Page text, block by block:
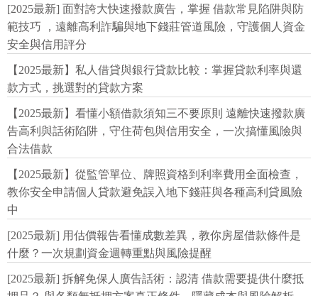
[2025最新] 面對誇大快速撥款廣告，掌握 借款常見陷阱與防
範技巧 ，遠離高利詐騙與地下錢莊管道風險，守護個人資金
安全與信用評分
【2025最新】私人借貸與銀行貸款比較：掌握貸款利率與還
款方式，挑選對的貸款方案
【2025最新】看懂小額借款須知三不要原則 遠離快速撥款廣
告高利與話術陷阱，守住荷包與信用安全，一次搞懂風險與
合法借款
【2025最新】從監管單位、牌照資格到利率費用全面檢查，
教你安全申請個人貸款避免誤入地下錢莊與各種高利貸風險
中
[2025最新] 用估價報告看懂成數差異，教你房屋借款條件是
什麼？一次規劃資金週轉重點與風險提醒
[2025最新] 拆解免保人廣告話術：認清 借款需要提供什麼抵